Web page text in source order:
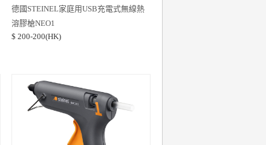
德國STEINEL家庭用USB充電式無線熱
溶膠槍NEO1
$ 200-200(HK)